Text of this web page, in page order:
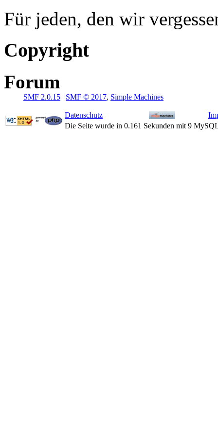
Für jeden, den wir
Copyright
Forum
SMF 2.0.15 | SMF © 2017, Simple Machines
Datenschutz
Die Seite wurde in 0.161 Sekunden mit 9